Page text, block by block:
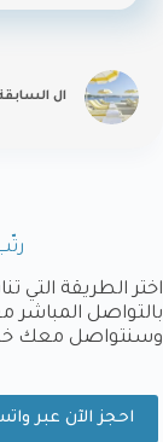
ال
اختر الطريقة التي
بالتواصل المباشر
وسنتواصل معك
احجز الآن عبر